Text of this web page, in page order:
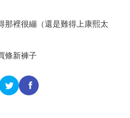
那裡很繃（還是難得上康熙太
條新褲子